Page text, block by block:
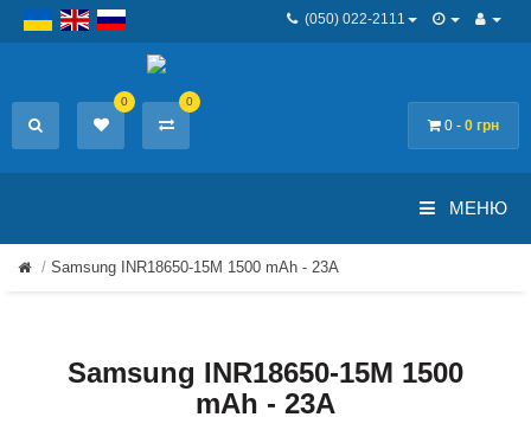
(050) 022-2111
0 - 0 грн
0 0
МЕНЮ
Samsung INR18650-15M 1500 mAh - 23А
Samsung INR18650-15M 1500
mAh - 23А